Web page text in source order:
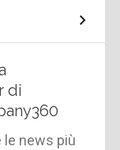
di
news più